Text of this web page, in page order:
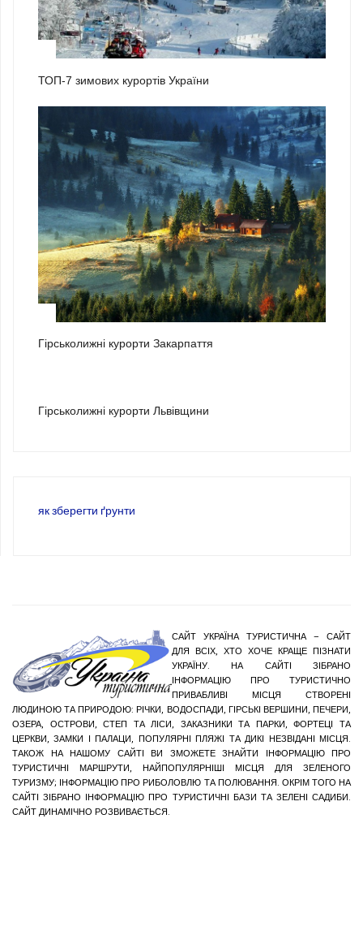
ТОП-7 зимових курортів України
Гірськолижні курорти Закарпаття
Гірськолижні курорти Львівщини
як зберегти ґрунти
САЙТ УКРАЇНА ТУРИСТИЧНА – САЙТ
ДЛЯ ВСІХ, ХТО ХОЧЕ КРАЩЕ ПІЗНАТИ
УКРАЇНУ. НА САЙТІ ЗІБРАНО
ІНФОРМАЦІЮ ПРО ТУРИСТИЧНО
ПРИВАБЛИВІ МІСЦЯ СТВОРЕНІ
ЛЮДИНОЮ ТА ПРИРОДОЮ: РІЧКИ, ВОДОСПАДИ, ГІРСЬКІ ВЕРШИНИ, ПЕЧЕРИ,
ОЗЕРА, ОСТРОВИ, СТЕП ТА ЛІСИ, ЗАКАЗНИКИ ТА ПАРКИ, ФОРТЕЦІ ТА
ЦЕРКВИ, ЗАМКИ І ПАЛАЦИ, ПОПУЛЯРНІ ПЛЯЖІ ТА ДИКІ НЕЗВІДАНІ МІСЦЯ.
ТАКОЖ НА НАШОМУ САЙТІ ВИ ЗМОЖЕТЕ ЗНАЙТИ ІНФОРМАЦІЮ ПРО
ТУРИСТИЧНІ МАРШРУТИ, НАЙПОПУЛЯРНІШІ МІСЦЯ ДЛЯ ЗЕЛЕНОГО
ТУРИЗМУ; ІНФОРМАЦІЮ ПРО РИБОЛОВЛЮ ТА ПОЛЮВАННЯ. ОКРІМ ТОГО НА
САЙТІ ЗІБРАНО ІНФОРМАЦІЮ ПРО ТУРИСТИЧНІ БАЗИ ТА ЗЕЛЕНІ САДИБИ.
САЙТ ДИНАМІЧНО РОЗВИВАЄТЬСЯ.